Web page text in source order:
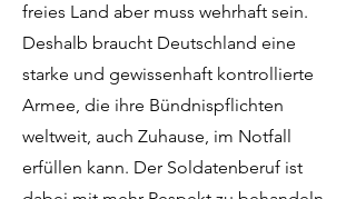
freies Land aber muss wehrhaft sein.
Deshalb braucht Deutschland eine
starke und gewissenhaft kontrollierte
Armee, die ihre Bündnispflichten
weltweit, auch Zuhause, im Notfall
erfüllen kann. Der Soldatenberuf ist